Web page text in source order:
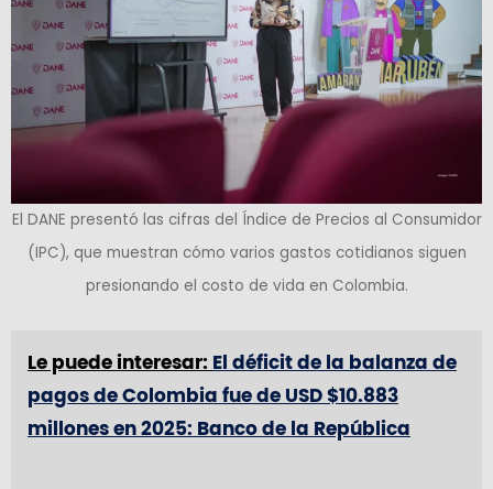
El DANE presentó las cifras del Índice de Precios al Consumidor
(IPC), que muestran cómo varios gastos cotidianos siguen
presionando el costo de vida en Colombia.
Le puede interesar: El déficit de la balanza de
pagos de Colombia fue de USD $10.883
millones en 2025: Banco de la República